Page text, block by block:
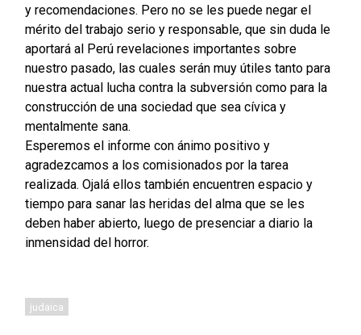
y recomendaciones. Pero no se les puede negar el
mérito del trabajo serio y responsable, que sin duda le
aportará al Perú revelaciones importantes sobre
nuestro pasado, las cuales serán muy útiles tanto para
nuestra actual lucha contra la subversión como para la
construcción de una sociedad que sea cívica y
mentalmente sana.
Esperemos el informe con ánimo positivo y
agradezcamos a los comisionados por la tarea
realizada. Ojalá ellos también encuentren espacio y
tiempo para sanar las heridas del alma que se les
deben haber abierto, luego de presenciar a diario la
inmensidad del horror.
judaica